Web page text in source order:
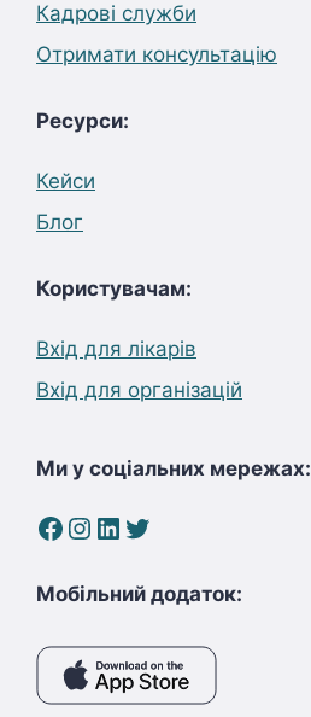
Кадрові служби
Отримати консультацію
Ресурси:
Кейси
Блог
Користувачам:
Вхід для лікарів
Вхід для організацій
Ми у соціальних мережах:
Facebook
Instagram
LinkedIn
Twitter
Мобільний додаток: